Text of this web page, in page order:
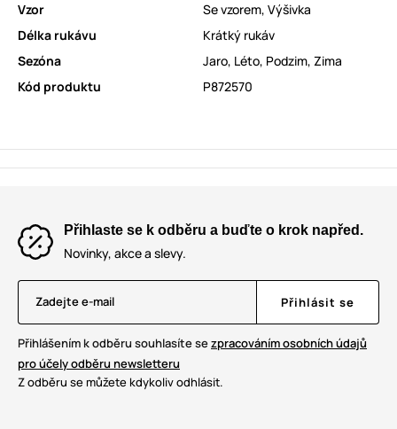
Vzor
Se vzorem, Výšivka
Délka rukávu
Krátký rukáv
Sezóna
Jaro, Léto, Podzim, Zima
Kód produktu
P872570
Přihlaste se k odběru a buďte o krok napřed.
Novinky, akce a slevy.
Zadejte e-mail Přihlásit se
Přihlášením k odběru souhlasíte sezpracováním osobních údajů
pro účely odběru newsletteru
Z odběru se můžete kdykoliv odhlásit.